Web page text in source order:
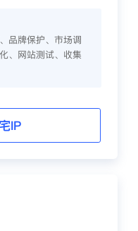
品牌保护、市场调
、网站测试、收集
IP